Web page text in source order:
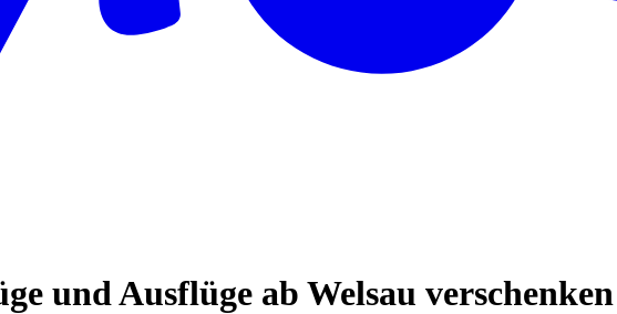
und Ausflüge ab Welsau verschenken